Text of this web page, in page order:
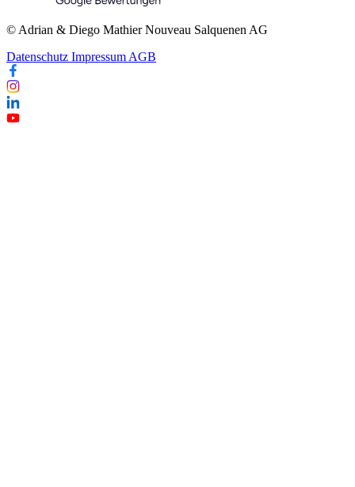
© Adrian & Diego Mathier Nouveau Salquenen AG
Datenschutz ImpressumAGB